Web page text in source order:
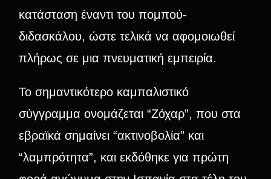
κατάσταση έναντι του πομπού-
διδασκάλου, ώστε τελικά να αφομοιωθεί
πλήρως σε μια πνευματική εμπειρία.
Το σημαντικότερο καμπαλιστικό
σύγγραμμα ονομάζεται “Ζόχαρ”, που στα
εβραϊκά σημαίνει “ακτινοβολία” και
“λαμπρότητα”, και εκδόθηκε για πρώτη